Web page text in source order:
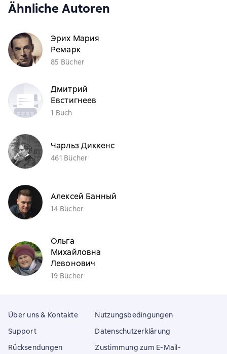
Ähnliche Autoren
Эрих Мария
Ремарк
85 Bücher
Дмитрий
Евстигнеев
1 Buch
Чарльз Диккенс
461 Bücher
Алексей Банный
14 Bücher
Ольга
Михайловна
Левонович
19 Bücher
Über uns & Kontakte
Support
Rücksendungen
Nutzungsbedingungen
Datenschutzerklärung
Zustimmung zum E-Mail-